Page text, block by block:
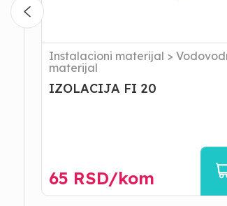
Instalacioni materijal >
materijal
IZOLACIJA FI 20
65 RSD/kom